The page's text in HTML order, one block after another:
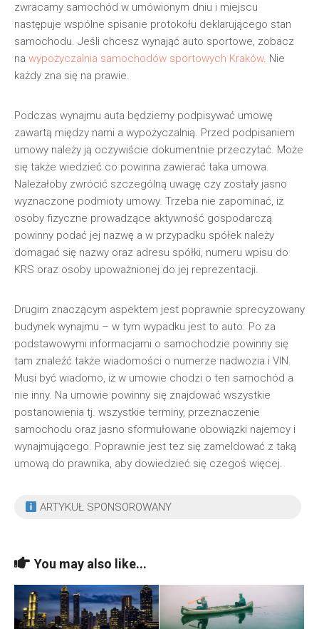
zwracamy samochód w umówionym dniu i miejscu
następuje wspólne spisanie protokołu deklarującego stan
samochodu. Jeśli chcesz wynająć auto sportowe, zobacz
na wypożyczalnia samochodów sportowych Kraków. Nie
każdy zna się na prawie.
Podczas wynajmu auta będziemy podpisywać umowę
zawartą między nami a wypożyczalnią. Przed podpisaniem
umowy należy ją oczywiście dokumentnie przeczytać. Może
się także wiedzieć co powinna zawierać taka umowa.
Należałoby zwrócić szczególną uwagę czy zostały jasno
wyznaczone podmioty umowy. Trzeba nie zapominać, iż
osoby fizyczne prowadzące aktywność gospodarczą
powinny podać jej nazwę a w przypadku spółek należy
domagać się nazwy oraz adresu spółki, numeru wpisu do
KRS oraz osoby upoważnionej do jej reprezentacji.
Drugim znaczącym aspektem jest poprawnie sprecyzowany
budynek wynajmu – w tym wypadku jest to auto. Po za
podstawowymi informacjami o samochodzie powinny się
tam znaleźć także wiadomości o numerze nadwozia i VIN.
Musi być wiadomo, iż w umowie chodzi o ten samochód a
nie inny. Na umowie powinny się znajdować wszystkie
postanowienia tj. wszystkie terminy, przeznaczenie
samochodu oraz jasno sformułowane obowiązki najemcy i
wynajmującego. Poprawnie jest tez się zameldować z taką
umową do prawnika, aby dowiedzieć się czegoś więcej.
ARTYKUŁ SPONSOROWANY
You may also like...